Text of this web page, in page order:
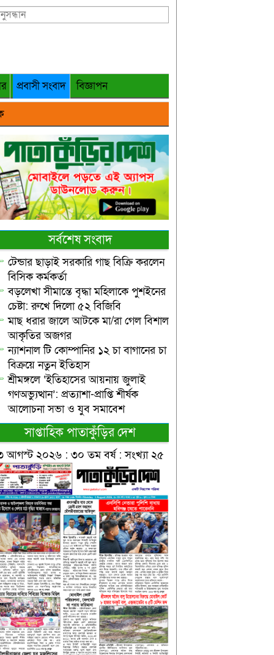
প্রবাসী সংবাদ
বিজ্ঞাপন
সর্বশেষ সংবাদ
টেন্ডার ছাড়াই সরকারি গাছ বিক্রি করলেন
বিসিক কর্মকর্তা
বড়লেখা সীমান্তে বৃদ্ধা মহিলাকে পুশইনের
চেষ্টা: রুখে দিলো ৫২ বিজিবি
মাছ ধরার জালে আটকে মা/রা গেল বিশাল
আকৃতির অজগর
ন্যাশনাল টি কোম্পানির ১২ চা বাগানের চা
বিক্রয়ে নতুন ইতিহাস
শ্রীমঙ্গলে ‘ইতিহাসের আয়নায় জুলাই
গণঅভ্যুত্থান’: প্রত্যাশা-প্রাপ্তি শীর্ষক
আলোচনা সভা ও যুব সমাবেশ
সাপ্তাহিক পাতাকুঁড়ির দেশ
আগস্ট ২০২৬ : ৩০ তম বর্ষ : সংখ্যা ২৫